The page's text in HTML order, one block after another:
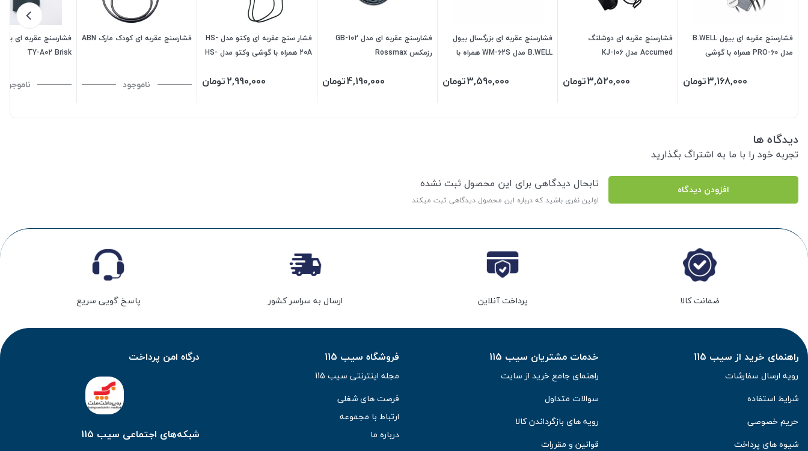
فشارسنج عقربه ای بیول B.WELL
مدل PRO-60 همراه با گوشی
3,168,000تومان
فشارسنج عقربه ای دوشلنگ
Accumed مدل KJ-106
3,520,000تومان
فشارسنج عقربه ای بزرگسال بیول
B.WELL مدل WM-62S همراه با
3,590,000تومان
فشارسنج عقربه ای مدل GB-102
رزمکس Rossmax
4,190,000تومان
فشار سنج عقربه ای وکتو مدل HS-
20A همراه با گوشی وکتو مدل HS-
2,990,000تومان
فشارسنج عقربه ای کودک مارک ABN
ناموجود
فشارسنج عقربه ای
TY-A02 Brisk
ناموجود
دیدگاه ها
تجربه خود را با ما به اشتراگ بگذارید
افزودن دیدگاه تابحال دیدگاهی برای این محصول ثبت نشده
اولین نفری باشید که درباره این محصول دیدگاهی ثبت میکند
ضمانت کالا پرداخت آنلاین ارسال به سراسر کشور پاسخ گویی سریع
راهنمای خرید از سیب 115
رویه ارسال سفارشات
شرایط استفاده
حریم خصوصی
شیوه های پرداخت
خدمات مشتریان سیب 115
راهنمای جامع خرید از سایت
سوالات متداول
رویه های بازگرداندن کالا
قوانین و مقررات
فروشگاه سیب 115
مجله اینترنتی سیب 115
فرصت های شغلی
ارتباط با مجموعه
درباره ما
درگاه امن پرداخت
شبکه‌های اجتماعی سیب 115